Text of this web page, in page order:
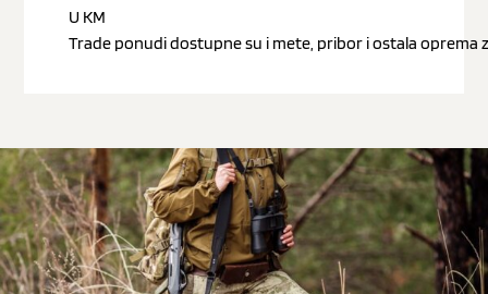
U KM
Trade ponudi dostupne su i mete, pribor i ostala oprema